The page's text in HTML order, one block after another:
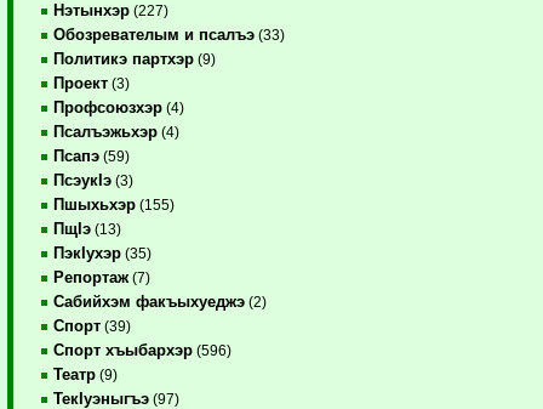
Нэтынхэр (227)
Обозревателым и псалъэ (33)
Политикэ партхэр (9)
Проект (3)
Профсоюзхэр (4)
Псалъэжьхэр (4)
Псапэ (59)
ПсэукIэ (3)
Пшыхьхэр (155)
ПщIэ (13)
ПэкIухэр (35)
Репортаж (7)
Сабийхэм факъыхуеджэ (2)
Спорт (39)
Спорт хъыбархэр (596)
Театр (9)
ТекIуэныгъэ (97)